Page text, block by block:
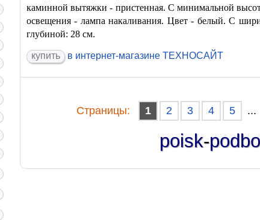
каминной вытяжки - пристенная. С минимальной
освещения - лампа накаливания. Цвет - белый. С
глубиной: 28 см.
в интернет-магазине ТЕХНОСАЙТ
Cтраницы: 1 2 3 4 5 ...
poisk-